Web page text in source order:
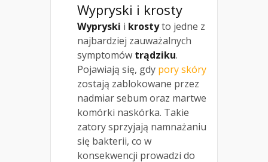
Wypryski i krosty
Wypryski i krostyto jedne z
najbardziej zauważalnych
symptomów trądziku.
Pojawiają się, gdy pory skóry
zostają zablokowane przez
nadmiar sebum oraz martwe
komórki naskórka. Takie
zatory sprzyjają namnażaniu
się bakterii, co w
konsekwencji prowadzi do